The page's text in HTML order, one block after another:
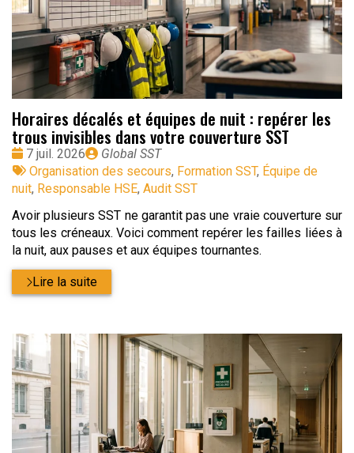
Horaires décalés et équipes de nuit : repérer les
trous invisibles dans votre couverture SST
Date
:
7 juil. 2026
Publié
par
Global SST
Tags
:
Organisation des secours, Formation SST, Équipe de
nuit, Responsable HSE, Audit SST
Avoir plusieurs SST ne garantit pas une vraie couverture sur
tous les créneaux. Voici comment repérer les failles liées à
la nuit, aux pauses et aux équipes tournantes.
Lire la suite